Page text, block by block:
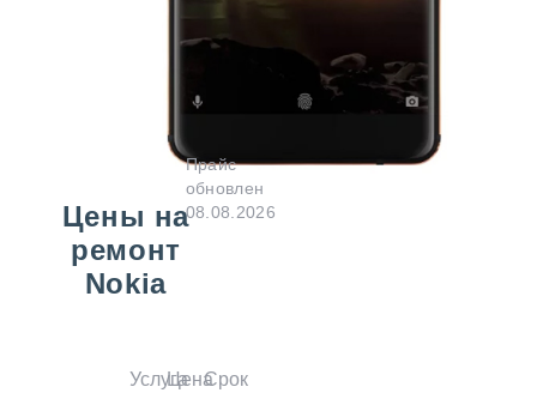
Цены на
ремонт
Nokia
Прайс
обновлен
08.08.2026
УслугаЦенаСрок